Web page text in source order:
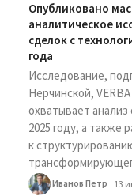
Опубликовано
аналитическое
сделок с
года
Исследование,
Нерчинской,
охватывает
2025 году, а также
к
Иванов Петр 13